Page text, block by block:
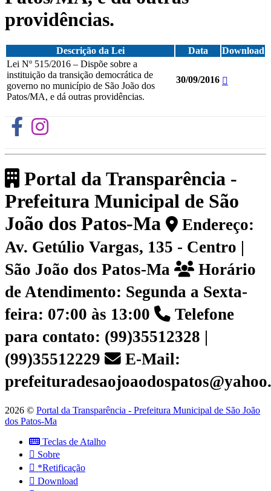
providências.
Descrição da Lei Data
Download
Lei Nº 515/2016 – Dispõe sobre a
instituição da transição democrática de
governo no município de São João dos
Patos/MA, e dá outras providências.
30/09/2016
Portal da Transparência -
Prefeitura Municipal de São
João dos Patos-Ma
Endereço:
Av. Getúlio Vargas, 135 - Centro |
São João dos Patos-Ma
Horário
de Atendimento: Segunda a Sexta-
feira: 07:00 às 13:00
Telefone
para contato: (99)35512328 |
(99)35512229
E-Mail:
2026 © Portal da Transparência - Prefeitura Municipal de São João
dos Patos-Ma
Teclas de Atalho
Sobre
*Retificação
Download